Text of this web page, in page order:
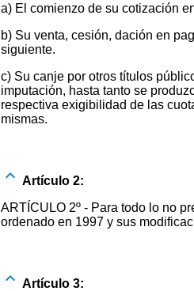
a) El comienzo de su cotización
b) Su venta, cesión, dación en
siguiente.
c) Su canje por otros títulos
imputación, hasta tanto se
respectiva exigibilidad de las
mismas.
Artículo 2:
ARTÍCULO 2º - Para todo lo no
ordenado en 1997 y sus
Artículo 3: